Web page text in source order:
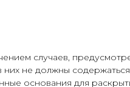
случаев,
не должны
основания для